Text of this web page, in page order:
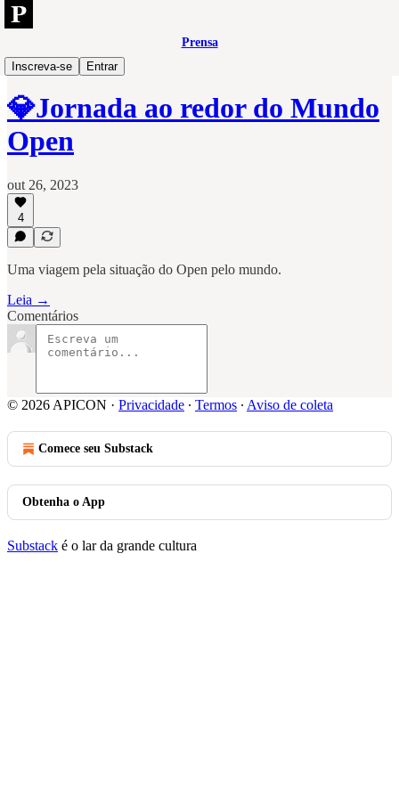
Prensa
Inscreva-se
Entrar
Open
💎Jornada ao redor do Mundo
Open
out 26, 2023
4
Uma viagem pela situação do Open pelo mundo.
Leia →
Comentários
© 2026 APICON · Privacidade ∙ Termos ∙ Aviso de coleta
Comece seu Substack
Obtenha o App
Substack é o lar da grande cultura